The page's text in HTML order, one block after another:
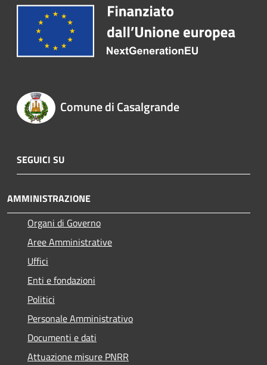
Comune di Casalgrande
SEGUICI SU
AMMINISTRAZIONE
Organi di Governo
Aree Amministrative
Uffici
Enti e fondazioni
Politici
Personale Amministrativo
Documenti e dati
Attuazione misure PNRR